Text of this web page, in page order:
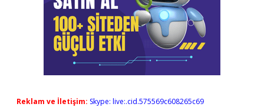
Reklam ve İletişim: Skype: live:.cid.575569c608265c69